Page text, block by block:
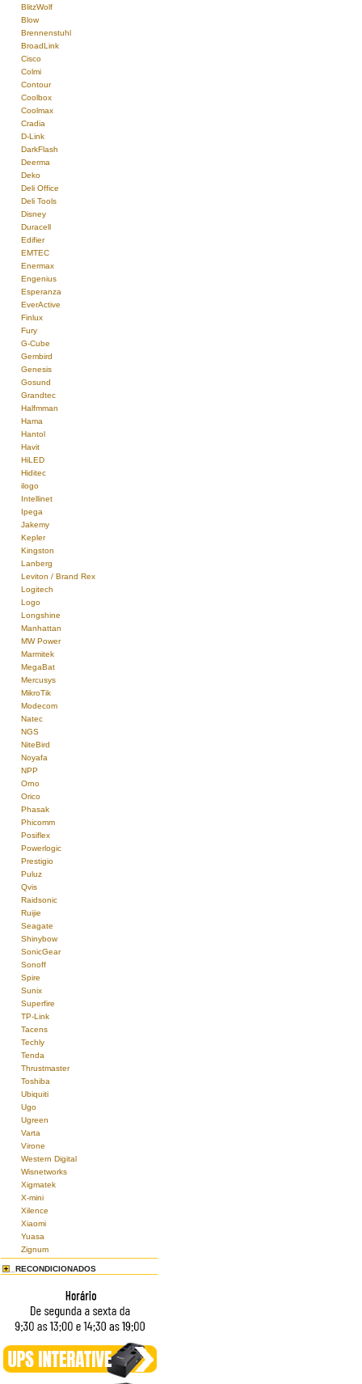
BlitzWolf
Blow
Brennenstuhl
BroadLink
Cisco
Colmi
Contour
Coolbox
Coolmax
Cradia
D-Link
DarkFlash
Deerma
Deko
Deli Office
Deli Tools
Disney
Duracell
Edifier
EMTEC
Enermax
Engenius
Esperanza
EverActive
Finlux
Fury
G-Cube
Gembird
Genesis
Gosund
Grandtec
Halfmman
Hama
Hantol
Havit
HiLED
Hiditec
ilogo
Intellinet
Ipega
Jakemy
Kepler
Kingston
Lanberg
Leviton / Brand Rex
Logitech
Logo
Longshine
Manhattan
MW Power
Marmitek
MegaBat
Mercusys
MikroTik
Modecom
Natec
NGS
NiteBird
Noyafa
NPP
Orno
Orico
Phasak
Phicomm
Posiflex
Powerlogic
Prestigio
Puluz
Qvis
Raidsonic
Ruijie
Seagate
Shinybow
SonicGear
Sonoff
Spire
Sunix
Superfire
TP-Link
Tacens
Techly
Tenda
Thrustmaster
Toshiba
Ubiquiti
Ugo
Ugreen
Varta
Virone
Western Digital
Wisnetworks
Xigmatek
X-mini
Xilence
Xiaomi
Yuasa
Zignum
RECONDICIONADOS